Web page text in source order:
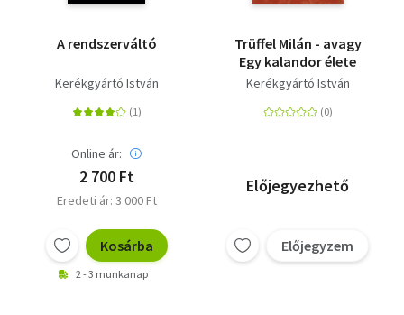
A rendszerváltó
Kerékgyártó István
Online ár:
2 700 Ft
Eredeti ár: 3 000 Ft
Kosárba
2 - 3 munkanap
Trüffel Milán - avagy
Egy kalandor élete
Kerékgyártó István
Előjegyezhető
Előjegyzem